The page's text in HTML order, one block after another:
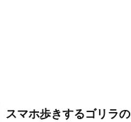
スマホ歩きするゴリラ